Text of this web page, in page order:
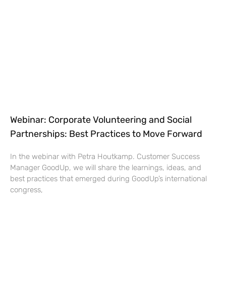
Webinar: Corporate Volunteering and Social
Partnerships: Best Practices to Move Forward
In the webinar with Petra Houtkamp. Customer Success
Manager GoodUp, we will share the learnings, ideas, and
best practices that emerged during GoodUp’s international
congress,